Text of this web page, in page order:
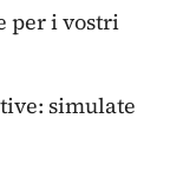
per i vostri
simulate